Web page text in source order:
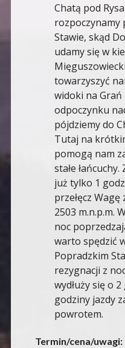
Chatą pod
rozpoczynamy
Stawie, skąd
udamy się w
towarzyszyć
widoki na Grań
odpoczynku
pójdziemy do
Tutaj na
pomogą nam
stałe
już tylko 1
przełęcz
2503 m.n.p.m.
noc
warto spędzić
Popradzkim
rezygnacji z
wydłuży się o
godziny jazdy
powrotem.
Termin/cena/uwagi: